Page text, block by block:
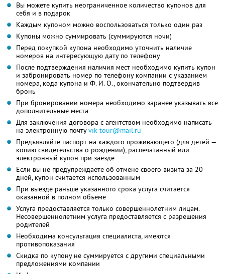
Вы можете купить неограниченное количество купонов для
себя и в подарок
Каждым купоном можно воспользоваться только один раз
Купоны можно суммировать (суммируются ночи)
Перед покупкой купона необходимо уточнить наличие
номеров на интересующую дату по телефону
После подтверждения наличия мест необходимо купить купон
и забронировать номер по телефону компании с указанием
номера, кода купона и Ф. И. О., окончательно подтвердив
бронь
При бронировании номера необходимо заранее указывать все
дополнительные места
Для заключения договора с агентством необходимо написать
на электронную почтуvik-tour@mail.ru
Предъявляйте паспорт на каждого проживающего (для детей —
копию свидетельства о рождении), распечатанный или
электронный купон при заезде
Если вы не предупреждаете об отмене своего визита за 20
дней, купон считается использованным
При выезде раньше указанного срока услуга считается
оказанной в полном объеме
Услуга предоставляется только совершеннолетним лицам.
Несовершеннолетним услуга предоставляется с разрешения
родителей
Необходима консультация специалиста, имеются
противопоказания
Скидка по купону не суммируется с другими специальными
предложениями компании